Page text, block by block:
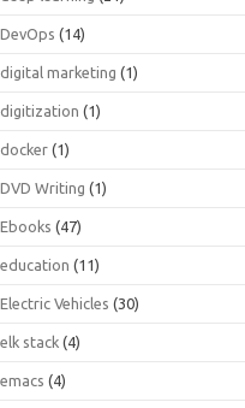
DevOps (14)
digital marketing (1)
digitization (1)
docker (1)
DVD Writing (1)
Ebooks (47)
education (11)
Electric Vehicles (30)
elk stack (4)
emacs (4)